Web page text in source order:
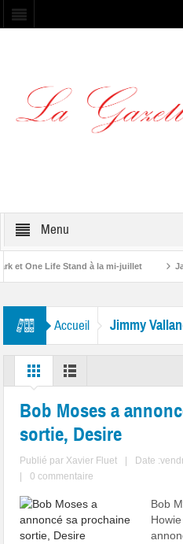
Menu
et One Life Stand à la mi-juillet
Accueil Jimmy
Bob Moses a
sortie, Desire
Publié par Xavier Fluet
Date
0 commentaire
Bob